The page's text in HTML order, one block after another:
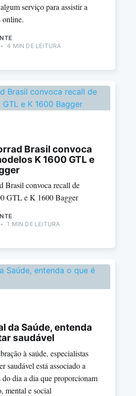
serviço para assistir a
online.
• 4 MIN DE LEITURA
Brasil convoca
K 1600 GTL e
Brasil convoca recall de
GTL e K 1600 Bagger
• 1 MIN DE LEITURA
da Saúde, entenda
saudável
à saúde, especialistas
saudável está associado a
do dia a dia que proporcionam
mental e social